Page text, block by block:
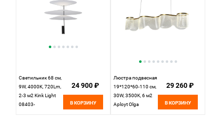
Светильник 68 см,
9W, 4000K, 720Lm,
2-3 м2 Kink Light
08403-
24 900 ₽
В КОРЗИНУ
Люстра подвесная
19*120*60-110 см,
30W, 3500K, 6 м2
Aployt Olga
29 260 ₽
В КОРЗИНУ